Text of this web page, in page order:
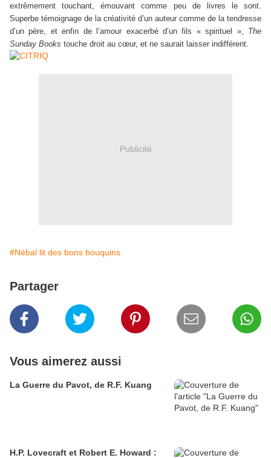
extrêmement touchant, émouvant comme peu de livres le sont.
Superbe témoignage de la créativité d’un auteur comme de la tendresse
d’un père, et enfin de l’amour exacerbé d’un fils « spirituel », The
Sunday Books touche droit au cœur, et ne saurait laisser indifférent.
Publicité
#Nébal lit des bons bouquins
Partager
Vous aimerez aussi
La Guerre du Pavot, de R.F. Kuang
H.P. Lovecraft et Robert E. Howard :